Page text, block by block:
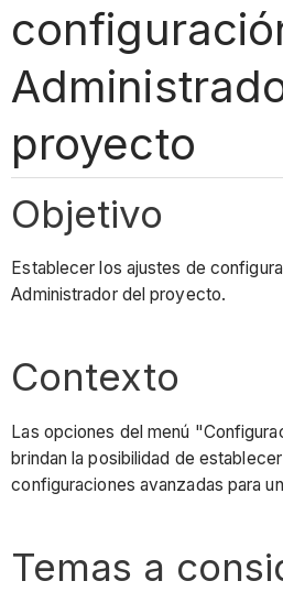
proyecto
Objetivo
Establecer los ajustes de
Administrador del proyecto.
Contexto
Las opciones del menú
brindan la posibilidad de
configuraciones avanzadas para
Temas a